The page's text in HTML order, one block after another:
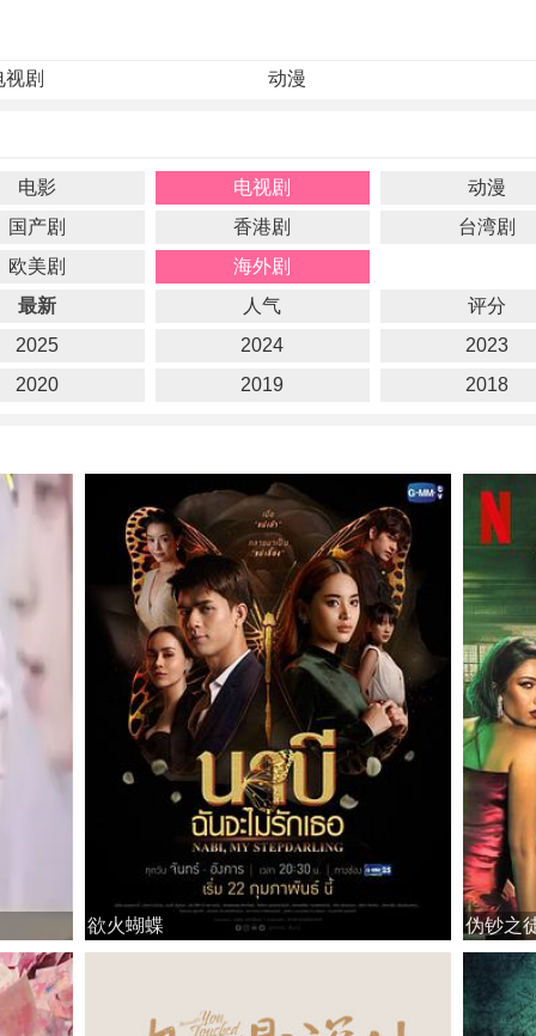
视剧 动漫
电影 电视剧
动漫
国产剧
香港剧
台湾剧
欧美剧
海外剧
最新
人气
评分
2025
2024
2023
2020
2019 2018
欲火蝴蝶 伪钞之